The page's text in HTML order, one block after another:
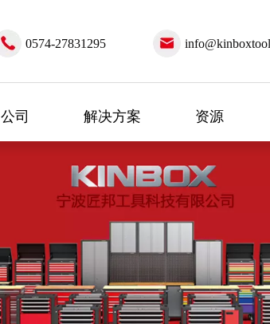
0574-27831295
公司 解决方案 资源